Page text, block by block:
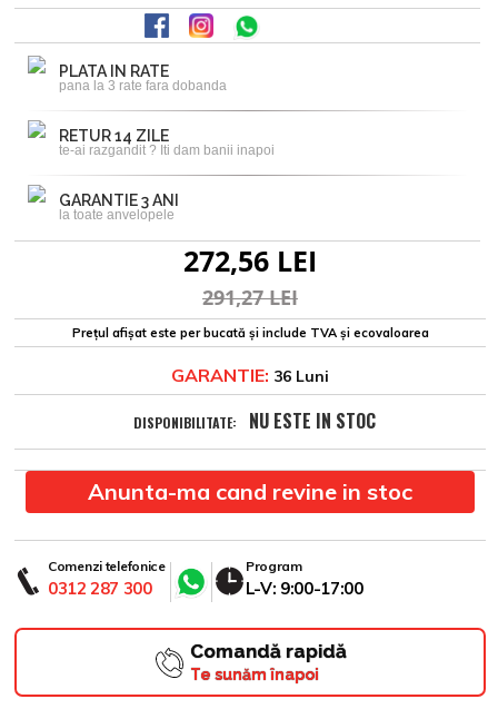
PLATA IN RATE
pana la 3 rate fara dobanda
RETUR 14 ZILE
te-ai razgandit ? Iti dam banii inapoi
GARANTIE 3 ANI
la toate anvelopele
272,56 LEI
291,27 LEI
Prețul afișat este per bucată și include TVA și ecovaloarea
GARANTIE: 36 Luni
DISPONIBILITATE: NU ESTE IN STOC
Anunta-ma cand revine in stoc
Comenzi telefonice
0312 287 300
Program
L-V: 9:00-17:00
Comandă rapidă
Te sunăm înapoi